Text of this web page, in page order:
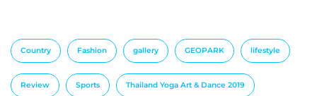
Country Fashion gallery GEOPARK lifestyle
Review Sports Thailand Yoga Art & Dance 2019